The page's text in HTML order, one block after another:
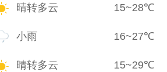
晴转多云 15~28℃
小雨 16~27℃
晴转多云 15~29℃